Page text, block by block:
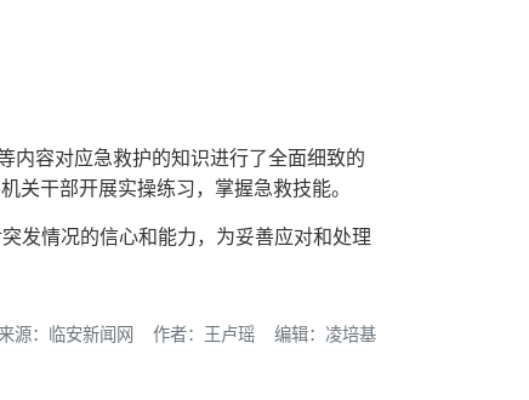
内容对应急救护的知识进行了全面细致的
干部开展实操练习，掌握急救技能。
发情况的信心和能力，为妥善应对和处理
源：临安新闻网 作者：王卢瑶 编辑：凌培基